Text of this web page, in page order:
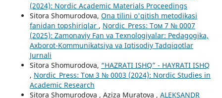
(2024): Nordic Academic Materials Proceedings
Sitora Shomurodova, Ona tilini o'qitish metodikasi
fanidan topshiriqlar , Nordic_Press: Том 7 № 0007
(2025): Zamonaviy Fan va Texnologiyalar: Pedagogika,
Axborot-Kommunikatsiya va Iqtisodiy Tadqiqotlar
Jurnali
Sitora Shomurodova, “HAZRATI ISHQ” - HAYRATI ISHQ
, Nordic_Press: Том 3 № 0003 (2024): Nordic Studies in
Academic Research
Sitora Shomurodova , Aziza Muratova , ALEKSANDR